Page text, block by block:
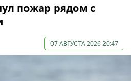
пожар рядом с
07 АВГУСТА 2026 20:47